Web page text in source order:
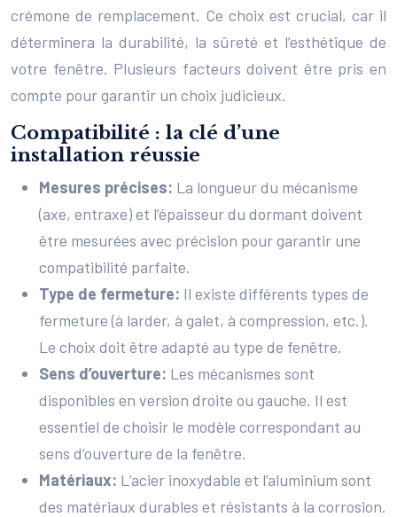
crémone de remplacement. Ce choix est crucial, car il
déterminera la durabilité, la sûreté et l’esthétique de
votre fenêtre. Plusieurs facteurs doivent être pris en
compte pour garantir un choix judicieux.
Compatibilité : la clé d’une
installation réussie
Mesures précises: La longueur du mécanisme
(axe, entraxe) et l’épaisseur du dormant doivent
être mesurées avec précision pour garantir une
compatibilité parfaite.
Type de fermeture: Il existe différents types de
fermeture (à larder, à galet, à compression, etc.).
Le choix doit être adapté au type de fenêtre.
Sens d’ouverture: Les mécanismes sont
disponibles en version droite ou gauche. Il est
essentiel de choisir le modèle correspondant au
sens d’ouverture de la fenêtre.
Matériaux: L’acier inoxydable et l’aluminium sont
des matériaux durables et résistants à la corrosion.